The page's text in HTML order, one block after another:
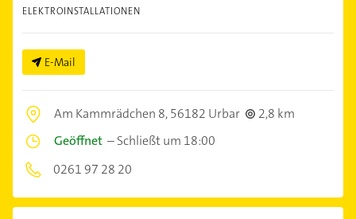
ELEKTROINSTALLATIONEN
E-Mail
Am Kammrädchen 8,56182 Urbar
2,8 km
Geöffnet –Schließt um 18:00
0261 97 28 20